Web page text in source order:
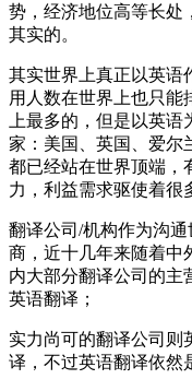
势，经济地位高等长处
其实的。
其实世界上真正以英语
用人数在世界上也只能
上最多的，但是以英
家：美国、英国、爱尔
都已经站在世界顶端，
力，利益需求驱使着很
翻译公司/机构作为沟
商，近十几年来随着中
内大部分翻译公司的主
英语翻译；
实力尚可的翻译公司则
译，不过英语翻译依然